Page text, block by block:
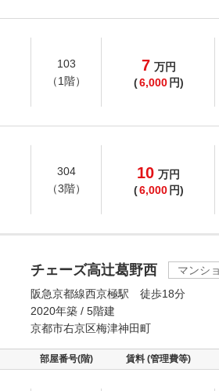
103
（1階）
7 万円
(6,000 円)
304
（3階）
10 万円
(6,000 円)
チェーズ高辻葛野西
マンシ
阪急京都線西京極駅 徒歩18分
2020年築 / 5階建
京都市右京区梅津神田町
部屋番号(階) 賃料 (管理費等)